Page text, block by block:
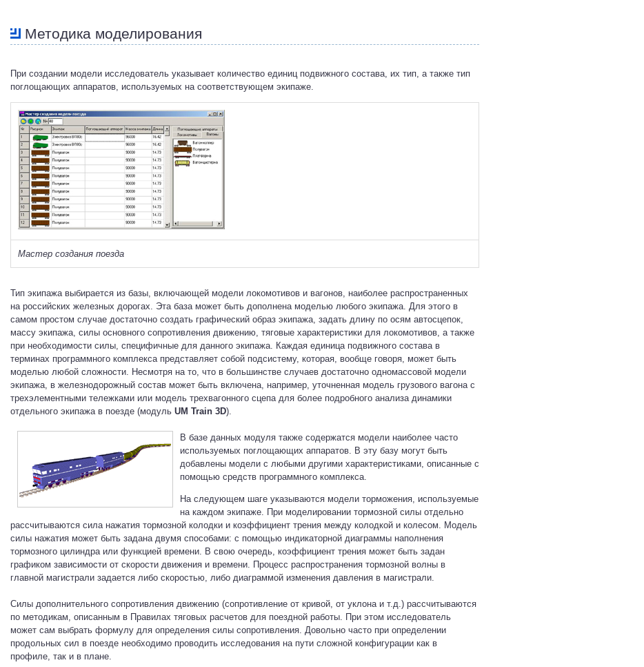
Методика моделирования
При создании модели исследователь указывает количество единиц подвижного состава, их тип, а также тип
поглощающих аппаратов, используемых на соответствующем экипаже.
Мастер создания поезда
Тип экипажа выбирается из базы, включающей модели локомотивов и вагонов, наиболее распространенных
на российских железных дорогах. Эта база может быть дополнена моделью любого экипажа. Для этого в
самом простом случае достаточно создать графический образ экипажа, задать длину по осям автосцепок,
массу экипажа, силы основного сопротивления движению, тяговые характеристики для локомотивов, а также
при необходимости силы, специфичные для данного экипажа. Каждая единица подвижного состава в
терминах программного комплекса представляет собой подсистему, которая, вообще говоря, может быть
моделью любой сложности. Несмотря на то, что в большинстве случаев достаточно одномассовой модели
экипажа, в железнодорожный состав может быть включена, например, уточненная модель грузового вагона с
трехэлементными тележками или модель трехвагонного сцепа для более подробного анализа динамики
отдельного экипажа в поезде (модуль UM Train 3D).
В базе данных модуля также содержатся модели наиболее часто
используемых поглощающих аппаратов. В эту базу могут быть
добавлены модели с любыми другими характеристиками, описанные с
помощью средств программного комплекса.
На следующем шаге указываются модели торможения, используемые
на каждом экипаже. При моделировании тормозной силы отдельно
рассчитываются сила нажатия тормозной колодки и коэффициент трения между колодкой и колесом. Модель
силы нажатия может быть задана двумя способами: с помощью индикаторной диаграммы наполнения
тормозного цилиндра или функцией времени. В свою очередь, коэффициент трения может быть задан
графиком зависимости от скорости движения и времени. Процесс распространения тормозной волны в
главной магистрали задается либо скоростью, либо диаграммой изменения давления в магистрали.
Силы дополнительного сопротивления движению (сопротивление от кривой, от уклона и т.д.) рассчитываются
по методикам, описанным в Правилах тяговых расчетов для поездной работы. При этом исследователь
может сам выбрать формулу для определения силы сопротивления. Довольно часто при определении
продольных сил в поезде необходимо проводить исследования на пути сложной конфигурации как в
профиле, так и в плане.